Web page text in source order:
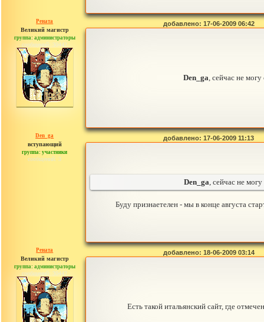
Рената
Великий магистр
группа: администраторы
сообщений: 30442
добавлено: 17-06-2009 06:42
Den_ga, сейчас не
Den_ga
вступающий
группа: участники
сообщений: 3
добавлено: 17-06-2009 11:13
Den_ga, сейчас не
Буду признаетелен - мы в конце августа
Рената
Великий магистр
группа: администраторы
сообщений: 30442
добавлено: 18-06-2009 03:14
Есть такой итальянский сайт, где